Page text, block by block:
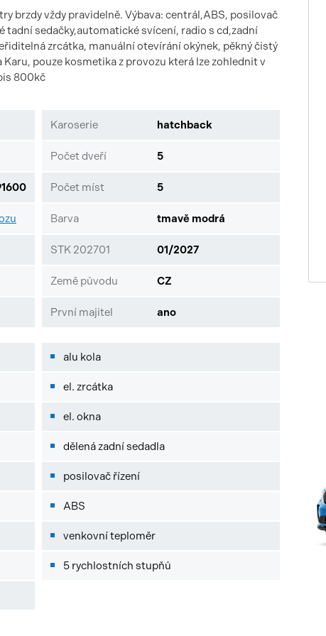
brzdy vždy pravidelně. Výbava: centrál,ABS, posilovač
tadní sedačky,automatické svícení, radio s cd,zadní
zrcátka, manuální otevírání okýnek, pěkný čistý
pouze kosmetika z provozu která lze zohlednit v
800kč
Karoserie hatchback
Počet dveří 5
Počet míst 5
Barva tmavě modrá
STK 202701 01/2027
Země původu CZ
První majitel ano
alu kola
el. zrcátka
el. okna
dělená zadní sedadla
posilovač řízení
ABS
venkovní teploměr
5 rychlostních stupňů